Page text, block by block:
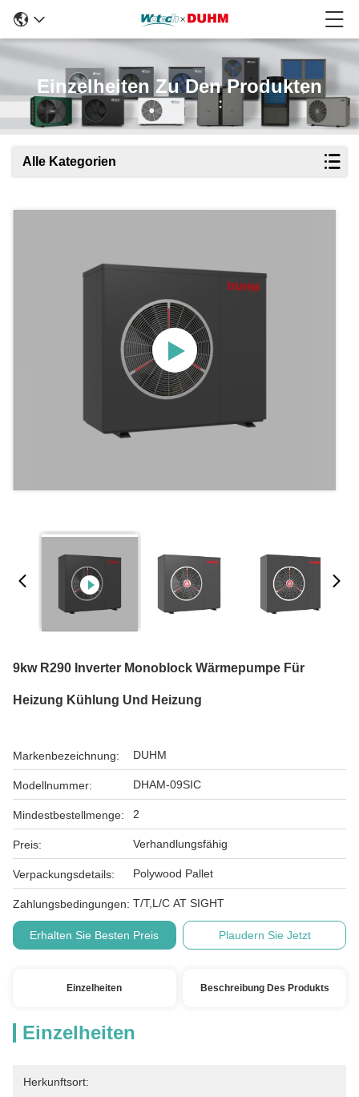
Einzelheiten Zu Den Produkten
Alle Kategorien
9kw R290 Inverter Monoblock Wärmepumpe Für
Heizung Kühlung Und Heizung
Markenbezeichnung: DUHM
Modellnummer: DHAM-09SIC
Mindestbestellmenge: 2
Preis: Verhandlungsfähig
Verpackungsdetails: Polywood Pallet
Zahlungsbedingungen: T/T,L/C AT SIGHT
Erhalten Sie Besten Preis Plaudern Sie Jetzt
Einzelheiten Beschreibung Des Produkts
Einzelheiten
Herkunftsort: